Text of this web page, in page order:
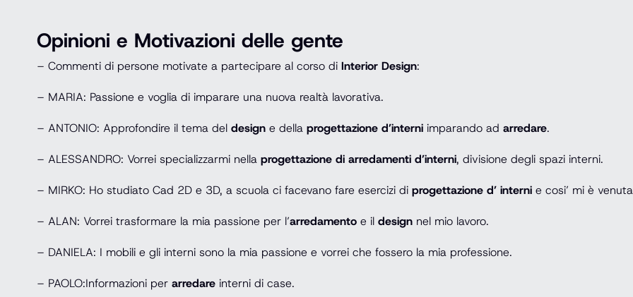
Opinioni e Motivazioni delle gente
– Commenti di persone motivate a partecipare al corso di Interior Design:
– MARIA: Passione e voglia di imparare una nuova realtà lavorativa.
– ANTONIO: Approfondire il tema del design e della progettazione d’interni imparando ad arredare.
– ALESSANDRO: Vorrei specializzarmi nella progettazione di arredamenti d’interni, divisione degli spazi interni.
– MIRKO: Ho studiato Cad 2D e 3D, a scuola ci facevano fare esercizi di progettazione d’ interni e cosi’ mi è
– ALAN: Vorrei trasformare la mia passione per l’arredamento e il design nel mio lavoro.
– DANIELA: I mobili e gli interni sono la mia passione e vorrei che fossero la mia professione.
– PAOLO:Informazioni per arredare interni di case.